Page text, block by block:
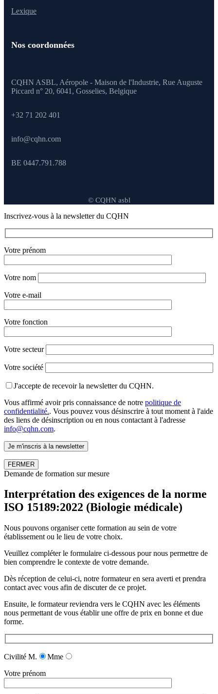
Lexique
Nos coordonnées
CQHN ASBL, Aéropole - Maison de l'Industrie, Rue Auguste
Piccard n° 20, 6041, Gosselies, Belgique
+32 71 202 401
info@cqhn.com
BE 0447.791.788
© CQHN asbl
Inscrivez-vous à la newsletter du CQHN
Votre prénom
Votre nom
Votre e-mail
Votre fonction
Votre secteur
Votre société
J'accepte de recevoir la newsletter du CQHN.
Vous affirmé avoir pris connaissance de notre politique de
confidentialité.. Vous pouvez vous désinscrire à tout moment à l'aide
des liens de désinscription ou en nous contactant à l'adresse
info@cqhn.com.
FERMER
Demande de formation sur mesure
Interprétation des exigences de la norme
ISO 15189:2022 (Biologie médicale)
Nous pouvons organiser cette formation au sein de votre
établissement ou le lieu de votre choix.
Veuillez compléter le formulaire ci-dessous pour nous permettre de
bien comprendre le contexte de votre demande.
Dès réception de celui-ci, notre formateur en sera averti et prendra
contact avec vous afin de discuter de ce projet.
Ensuite, le formateur reviendra vers le CQHN avec les éléments
nous permettant de vous établir une offre de prix en bonne et due
forme.
Civilité M.
Mme
Votre prénom